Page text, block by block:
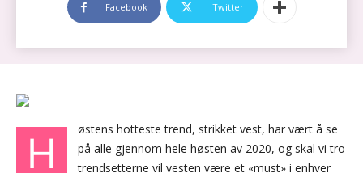
Facebook Twitter
H
østens hotteste trend, strikket vest, har vært å se
på alle gjennom hele høsten av 2020, og skal vi tro
trendsetterne vil vesten være et «must» i enhver